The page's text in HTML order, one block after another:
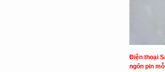
Điện thoại
ngốn pin